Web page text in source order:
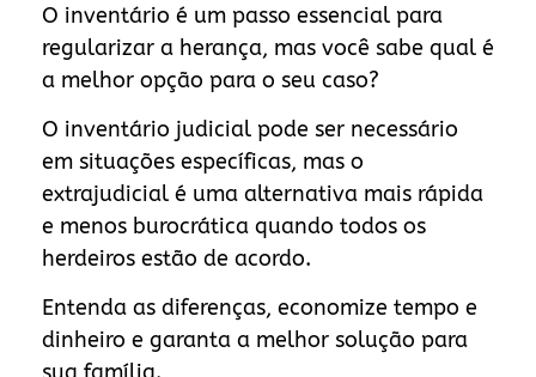
O inventário é um passo essencial para
regularizar a herança, mas você sabe qual é
a melhor opção para o seu caso?
O inventário judicial pode ser necessário
em situações específicas, mas o
extrajudicial é uma alternativa mais rápida
e menos burocrática quando todos os
herdeiros estão de acordo.
Entenda as diferenças, economize tempo e
dinheiro e garanta a melhor solução para